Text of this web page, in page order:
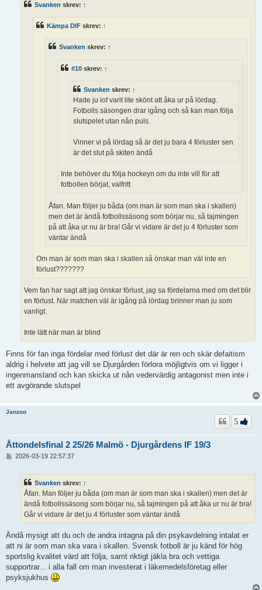
Svanken skrev: ↑
Kämpa DIF skrev: ↑
Svanken skrev: ↑
#10 skrev: ↑
Svanken skrev: ↑
Hade ju iof varit lite skönt att åka ur på lördag.
Fotbolls säsongen drar igång och så kan man följa
slutspelet utan nån puls.
Vinner vi på lördag så är det ju bara 4 förluster sen
är det slut på skiten ändå
Inte behöver du följa hockeyn om du inte vill för att
fotbollen börjat, valfritt
Åfan. Man följer ju båda (om man är som man ska i skallen)
men det är ändå fotbollssäsong som börjar nu, så tajmingen
på att åka ur nu är bra! Går vi vidare är det ju 4 förluster som
väntar ändå
Om man är som man ska i skallen så önskar man väl inte en
förlust???????
Vem fan har sagt att jag önskar förlust, jag sa fördelarna med om det blir
en förlust. När matchen väl är igång på lördag brinner man ju som
vanligt.
Inte lätt när man är blind
Finns för fan inga fördelar med förlust det där är ren och skär defaitism
aldrig i helvete att jag vill se Djurgården förlora möjligtvis om vi ligger i
ingenmansland och kan skicka ut nån vedervärdig antagonist men inte i
ett avgörande slutspel
Janzoo
Åttondelsfinal 2 25/26 Malmö - Djurgårdens IF 19/3
5
2026-03-19 22:57:37
Svanken skrev: ↑
Åfan. Man följer ju båda (om man är som man ska i skallen) men det är
ändå fotbollssäsong som börjar nu, så tajmingen på att åka ur nu är bra!
Går vi vidare är det ju 4 förluster som väntar ändå
Ändå mysigt att du och de andra intagna på din psykavdelning intalat er
att ni är som man ska vara i skallen. Svensk fotboll är ju känd för hög
sportslig kvalitet värd att följa, samt riktigt jäkla bra och vettiga
supportrar... i alla fall om man investerat i läkemedelsföretag eller
psyksjukhus